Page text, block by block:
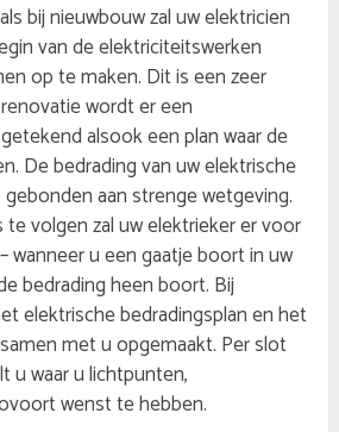
bij nieuwbouw zal uw elektricien
van de elektriciteitswerken
op te maken. Dit is een zeer
wordt er een
getekend alsook een plan waar de
De bedrading van uw elektrische
aan strenge wetgeving.
volgen zal uw elektrieker er voor
wanneer u een gaatje boort in uw
bedrading heen boort. Bij
elektrische bedradingsplan en het
met u opgemaakt. Per slot
u waar u lichtpunten,
wenst te hebben.